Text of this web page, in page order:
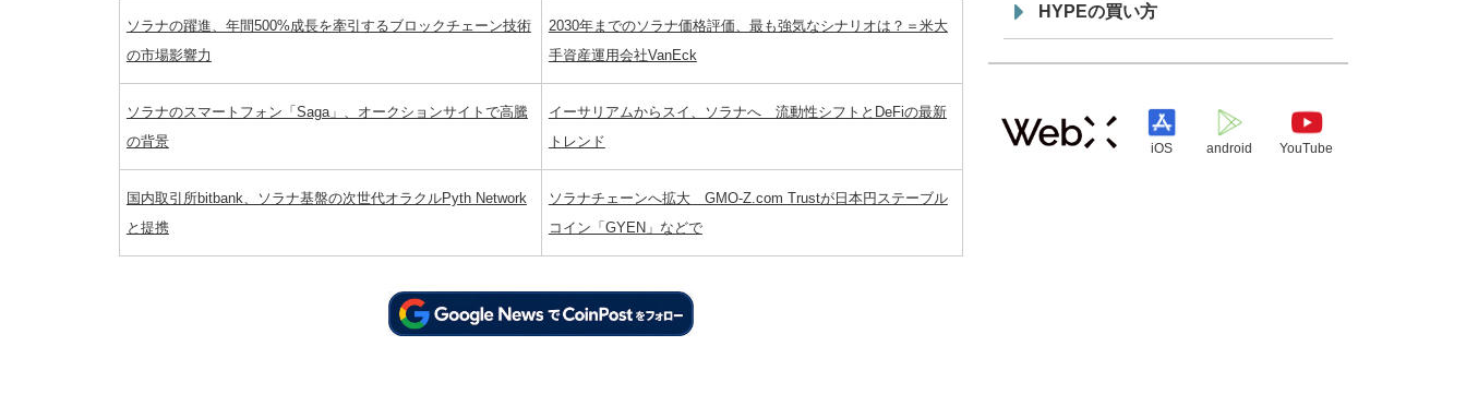
ソラナの躍進、年間500%成長を牽引するブロックチェーン技術
の市場影響力
2030年までのソラナ価格評価、最も強気なシナリオは？＝米大
手資産運用会社VanEck
ソラナのスマートフォン「Saga」、オークションサイトで高騰
の背景
イーサリアムからスイ、ソラナへ 流動性シフトとDeFiの最新
トレンド
国内取引所bitbank、ソラナ基盤の次世代オラクルPyth Network
と提携
ソラナチェーンへ拡大 GMO-Z.com Trustが日本円ステーブル
コイン「GYEN」などで
HYPEの買い方
iOS android YouTube